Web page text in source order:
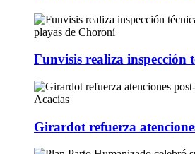
Funvisis realiza inspección
Girardot refuerza